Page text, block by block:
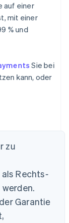
auf einer
mit einer
% und
Sie bei
kann, oder
zu
Rechts-
Garantie